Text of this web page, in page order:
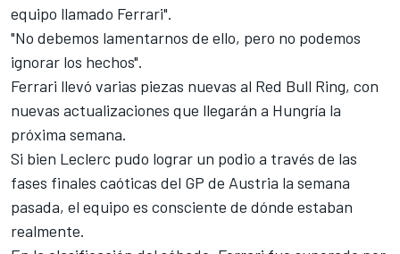
equipo llamado Ferrari".
"No debemos lamentarnos de ello, pero no podemos
ignorar los hechos".
Ferrari llevó varias piezas nuevas al Red Bull Ring, con
nuevas actualizaciones que llegarán a Hungría la
próxima semana.
Si bien Leclerc pudo lograr un podio a través de las
fases finales caóticas del GP de Austria la semana
pasada, el equipo es consciente de dónde estaban
realmente.